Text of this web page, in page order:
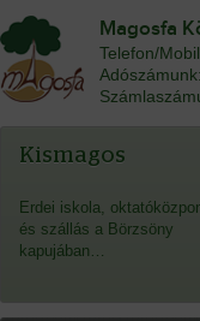
Magosfa
Telefon/
Kismagos
Erdei iskola,
és szállás a Börzsöny
kapujában…